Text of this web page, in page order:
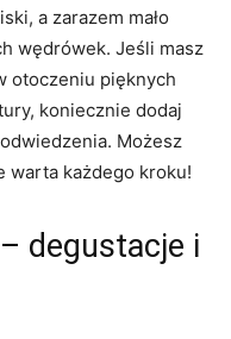
a zarazem mało
wędrówek.‌ Jeśli masz
otoczeniu pięknych
koniecznie ⁣dodaj
Możesz
warta ​każdego kroku!
degustacje​ i